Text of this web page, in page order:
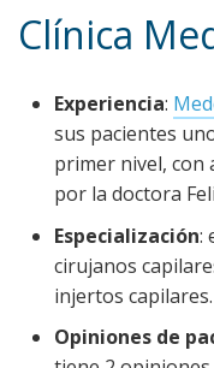
Clínica
Experiencia:
sus pacientes
primer nivel, con
por la doctora
Especialización:
cirujanos
injertos capilares.
Opiniones de